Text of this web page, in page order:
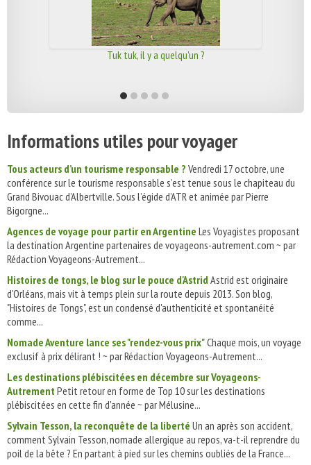
Tuk tuk, il y a quelqu'un ?
Informations utiles pour voyager
Tous acteurs d’un tourisme responsable ? Vendredi 17 octobre, une
conférence sur le tourisme responsable s’est tenue sous le chapiteau du
Grand Bivouac d’Albertville. Sous l’égide d’ATR et animée par Pierre
Bigorgne...
Agences de voyage pour partir en Argentine Les Voyagistes proposant
la destination Argentine partenaires de voyageons-autrement.com ~ par
Rédaction Voyageons-Autrement...
Histoires de tongs, le blog sur le pouce d'Astrid Astrid est originaire
d'Orléans, mais vit à temps plein sur la route depuis 2013. Son blog,
"Histoires de Tongs", est un condensé d'authenticité et spontanéité
comme...
Nomade Aventure lance ses "rendez-vous prix"Chaque mois, un voyage
exclusif à prix délirant ! ~ par Rédaction Voyageons-Autrement...
Les destinations plébiscitées en décembre sur Voyageons-
Autrement Petit retour en forme de Top 10 sur les destinations
plébiscitées en cette fin d'année ~ par Mélusine...
Sylvain Tesson, la reconquête de la liberté Un an après son accident,
comment Sylvain Tesson, nomade allergique au repos, va-t-il reprendre du
poil de la bête ? En partant à pied sur les chemins oubliés de la France...